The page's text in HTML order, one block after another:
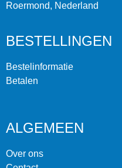
Roermond, Nederland
BESTELLINGEN
Bestelinformatie
Betalen
ALGEMEEN
Over ons